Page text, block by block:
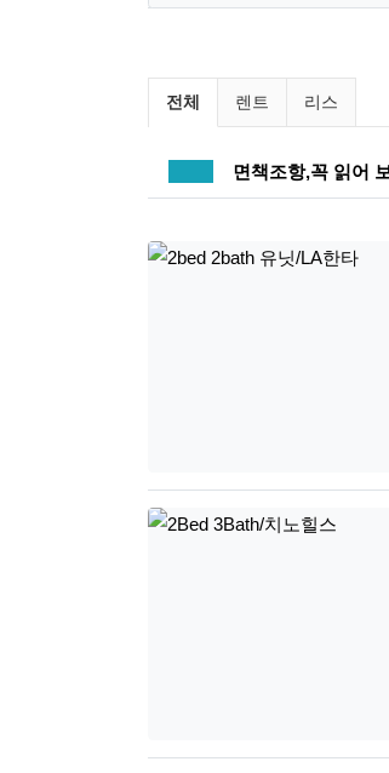
미국부동산 렌트
전체 렌트 리스
공지사항
면책조항,꼭 읽어